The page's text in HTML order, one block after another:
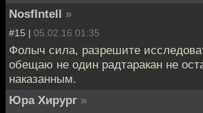
NosfIntell »
#15 | 05.02.16 01:35
Фолыч сила, разрешите
обещаю не один радтаракан не
наказанным.
Юра Хирург »